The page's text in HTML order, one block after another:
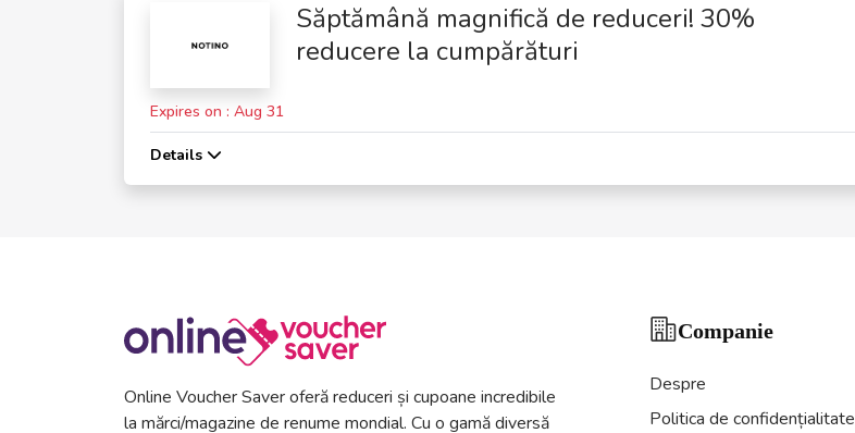
Săptămână magnifică de reduceri! 30%
reducere la cumpărături
Expires on : Aug 31
Details
Online Voucher Saver oferă reduceri și cupoane incredibile
la mărci/magazine de renume mondial. Cu o gamă diversă
Companie
Despre
Politica de confidențialitate